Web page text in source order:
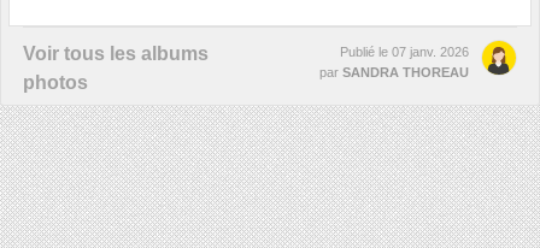
Voir tous les albums
photos
Publié le 07 janv. 2026
par SANDRA THOREAU